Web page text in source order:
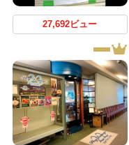
27,692ビュー